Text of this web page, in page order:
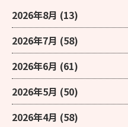
2026年8月 (13)
2026年7月 (58)
2026年6月 (61)
2026年5月 (50)
2026年4月 (58)